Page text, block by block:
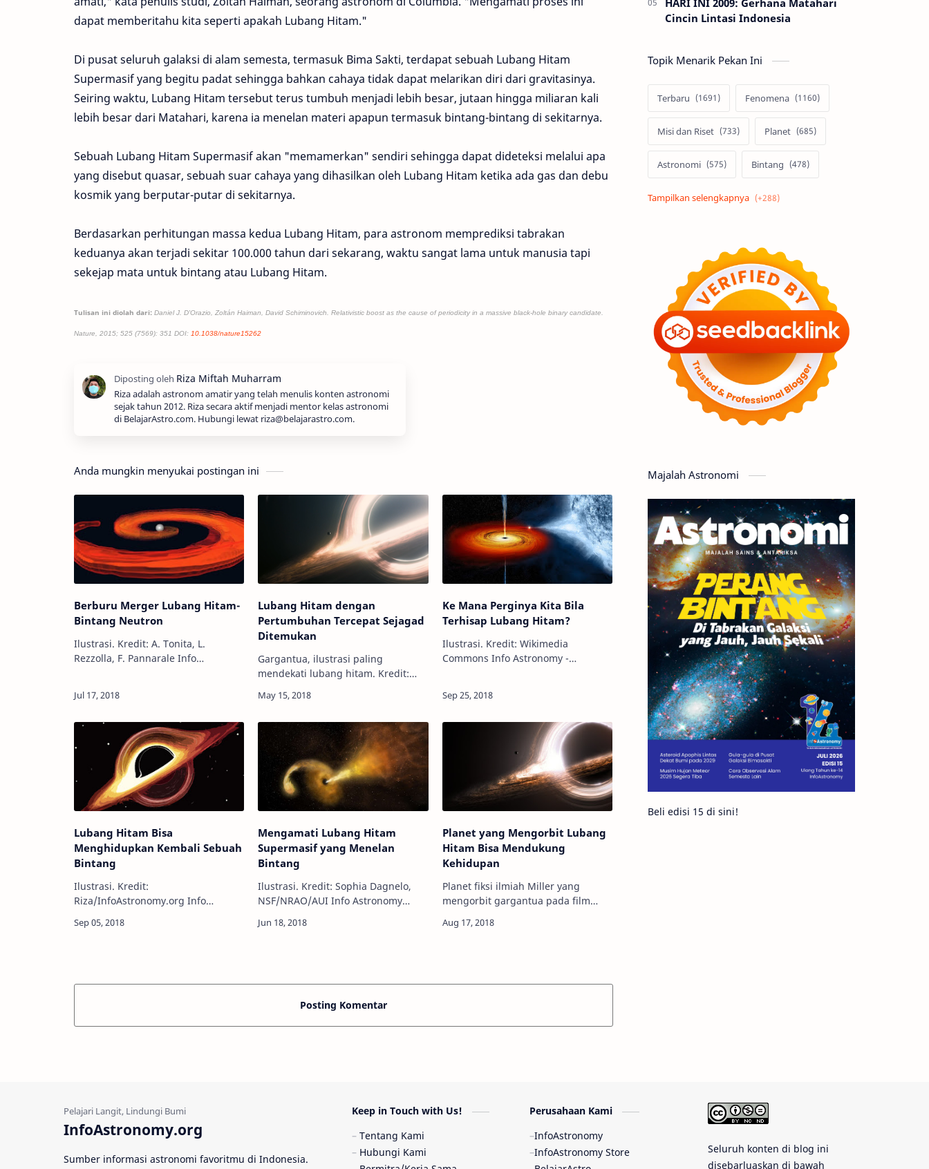
dapat memberitahu kita seperti apakah Lubang Hitam."
Di pusat seluruh galaksi di alam semesta, termasuk Bima Sakti, terdapat sebuah Lubang Hitam
Supermasif yang begitu padat sehingga bahkan cahaya tidak dapat melarikan diri dari gravitasinya.
Seiring waktu, Lubang Hitam tersebut terus tumbuh menjadi lebih besar, jutaan hingga miliaran kali
lebih besar dari Matahari, karena ia menelan materi apapun termasuk bintang-bintang di sekitarnya.
Sebuah Lubang Hitam Supermasif akan "memamerkan" sendiri sehingga dapat dideteksi melalui apa
yang disebut quasar, sebuah suar cahaya yang dihasilkan oleh Lubang Hitam ketika ada gas dan debu
kosmik yang berputar-putar di sekitarnya.
Berdasarkan perhitungan massa kedua Lubang Hitam, para astronom memprediksi tabrakan
keduanya akan terjadi sekitar 100.000 tahun dari sekarang, waktu sangat lama untuk manusia tapi
sekejap mata untuk bintang atau Lubang Hitam.
Tulisan ini diolah dari: Daniel J. D'Orazio, Zoltán Haiman, David Schiminovich. Relativistic boost as the cause of periodicity in a massive black-hole binary candidate.
Nature, 2015; 525 (7569): 351 DOI: 10.1038/nature15262
Riza adalah astronom amatir yang telah menulis konten astronomi
sejak tahun 2012. Riza secara aktif menjadi mentor kelas astronomi
di BelajarAstro.com. Hubungi lewat riza@belajarastro.com.
Anda mungkin menyukai postingan ini
Berburu Merger Lubang Hitam-
Bintang Neutron
Ilustrasi. Kredit: A. Tonita, L.
Rezzolla, F. Pannarale Info
seberapa cepat alam semesta
Lubang Hitam dengan
Pertumbuhan Tercepat Sejagad
Ditemukan
Gargantua, ilustrasi paling
mendekati lubang hitam. Kredit:
Astronomy - Misteri lubang hitam
kali lebih besar. Seba…
Ke Mana Perginya Kita Bila
Terhisap Lubang Hitam?
Ilustrasi. Kredit: Wikimedia
Commons Info Astronomy -
materi, ketika terhisap lubang hitam
Lubang Hitam Bisa
Menghidupkan Kembali Sebuah
Bintang
Ilustrasi. Kredit:
Riza/InfoAstronomy.org Info
bisa menghancurkan dan melahap
Mengamati Lubang Hitam
Supermasif yang Menelan
Bintang
Ilustrasi. Kredit: Sophia Dagnelo,
NSF/NRAO/AUI Info Astronomy
sekelompok astronom berhasil
Planet yang Mengorbit Lubang
Hitam Bisa Mendukung
Kehidupan
Planet fiksi ilmiah Miller yang
mengorbit gargantua pada film
Info Astronomy - Pernahkah kamu
Posting Komentar
HARI INI 2009: Gerhana Matahari
Cincin Lintasi Indonesia
Topik Menarik Pekan Ini
Terbaru Fenomena
Misi dan Riset Planet
Astronomi Bintang
Alam semesta Galaksi
Tata Surya
Hype Astronot
Asteroid Observasi
Premium Komet
Penelitian
Satelit
Aurora Supernova
Nebula Sponsored
Matahari Mars
Planet Katai Featured
GMT 2016 History
Hoax Bima Sakti
Meteor Gerhana
Komet ISON Jupiter
Planet Kerdil Bumi
Pengetahuan Berita
Gambar Harian Titan
Bintang Neutron Hubble
Majalah Astronomi
Beli edisi 15 di sini!
InfoAstronomy.org
Sumber informasi astronomi favoritmu di Indonesia.
Keep in Touch with Us!
Tentang Kami
Hubungi Kami
Perusahaan Kami
InfoAstronomy
InfoAstronomy Store
Seluruh konten di blog ini
disebarluaskan di bawah